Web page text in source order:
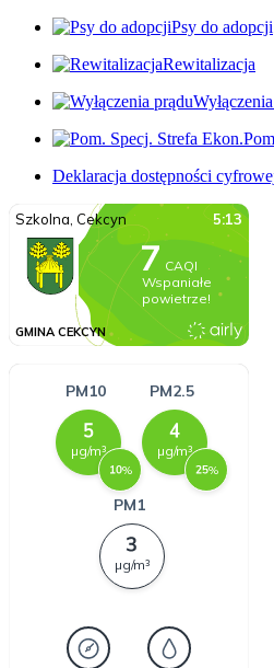
Psy do adopcji
Rewitalizacja
Deklaracja dostępności